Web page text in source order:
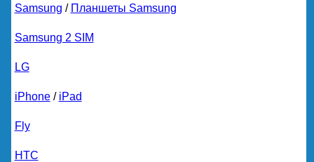
Samsung / Планшеты Samsung
Samsung 2 SIM
LG
iPhone/ iPad
Fly
HTC